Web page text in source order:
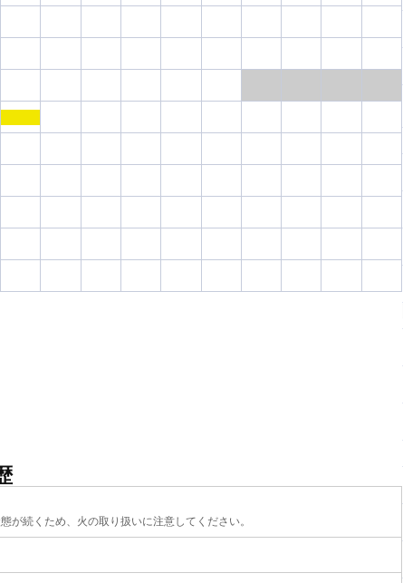
が続くため、火の取り扱いに注意してください。